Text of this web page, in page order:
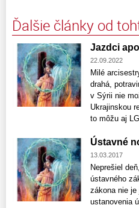
Ďalšie články od
Jazdci
22.09.2022
Milé
drahá,
v Sýrii nie
Ukrajinskou
to môžu aj
Ústavné
13.03.2017
Neprešiel
ústavného
zákona nie je
ustanovenia